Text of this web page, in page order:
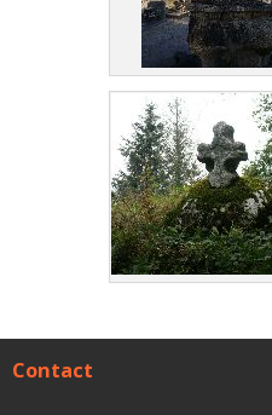
Contact